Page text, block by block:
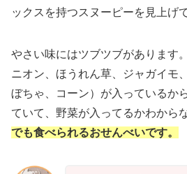
ックスを持つスヌーピーを見上げ
やさい味にはツブツブがあります
ニオン、ほうれん草、ジャガイモ
ぼちゃ、コーン）が入っているか
ていて、野菜が入ってるかわから
でも食べられるおせんべいです。